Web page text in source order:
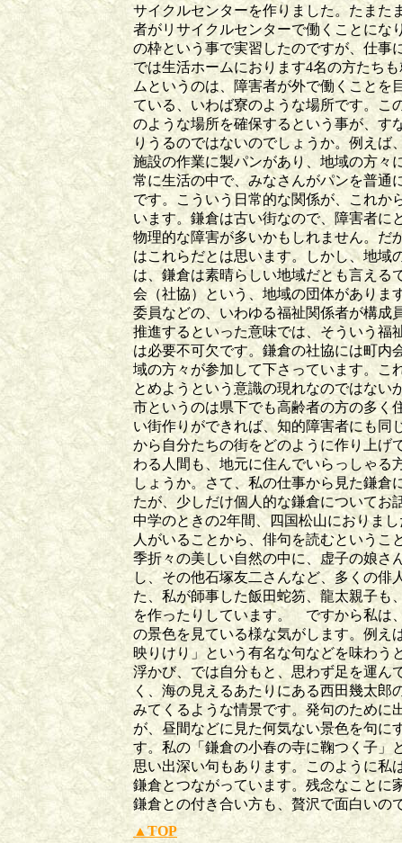
サイクルセンターを作りました。たまた
者がリサイクルセンターで働くことにな
の枠という事で実習したのですが、仕事
では生活ホームにおります4名の方たち
ムというのは、障害者が外で働くことを
ている、いわば寮のような場所です。こ
のような場所を確保するという事が、す
りうるのではないのでしょうか。例えば
施設の作業に製パンがあり、地域の方々
常に生活の中で、みなさんがパンを普通
です。こういう日常的な関係が、これか
います。鎌倉は古い街なので、障害者に
物理的な障害が多いかもしれません。だ
はこれらだとは思います。しかし、地域
は、鎌倉は素晴らしい地域だとも言える
会（社協）という、地域の団体がありま
委員などの、いわゆる福祉関係者が構成
推進するといった意味では、そういう福
は必要不可欠です。鎌倉の社協には町内
域の方々が参加して下さっています。こ
とめようという意識の現れなのではない
市というのは県下でも高齢者の方の多く
い街作りができれば、知的障害者にも同
から自分たちの街をどのように作り上げ
わる人間も、地元に住んでいらっしゃる
しょうか。さて、私の仕事から見た鎌倉
たが、少しだけ個人的な鎌倉についてお
中学のときの2年間、四国松山におりま
人がいることから、俳句を読むというこ
季折々の美しい自然の中に、虚子の娘さ
し、その他石塚友二さんなど、多くの俳
た、私が師事した飯田蛇笏、龍太親子も
を作ったりしています。 ですから私は
の景色を見ている様な気がします。例え
映りけり」という有名な句などを味わう
浮かび、では自分もと、思わず足を運ん
く、海の見えるあたりにある西田幾太郎
みてくるような情景です。発句のために
が、昼間などに見た何気ない景色を句に
す。私の「鎌倉の小春の寺に鞠つく子」
思い出深い句もあります。このように私
鎌倉とつながっています。残念なことに
鎌倉との付き合い方も、贅沢で面白いの
▲TOP